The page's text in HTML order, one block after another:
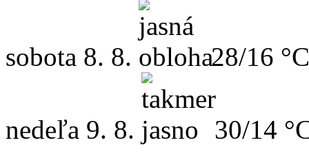
sobota 8. 8. 28/16 °C
nedeľa 9. 8. 30/14